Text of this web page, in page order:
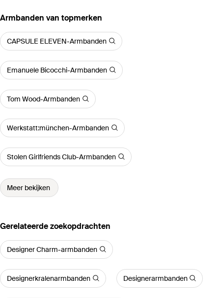
‪Armbanden‬ van topmerken
CAPSULE ELEVEN-Armbanden
Emanuele Bicocchi-Armbanden
Tom Wood-Armbanden
Werkstatt:münchen-Armbanden
Stolen Girlfriends Club-Armbanden
Meer bekijken
Gerelateerde zoekopdrachten
Designer Charm-armbanden
Designerkralenarmbanden Designerarmbanden